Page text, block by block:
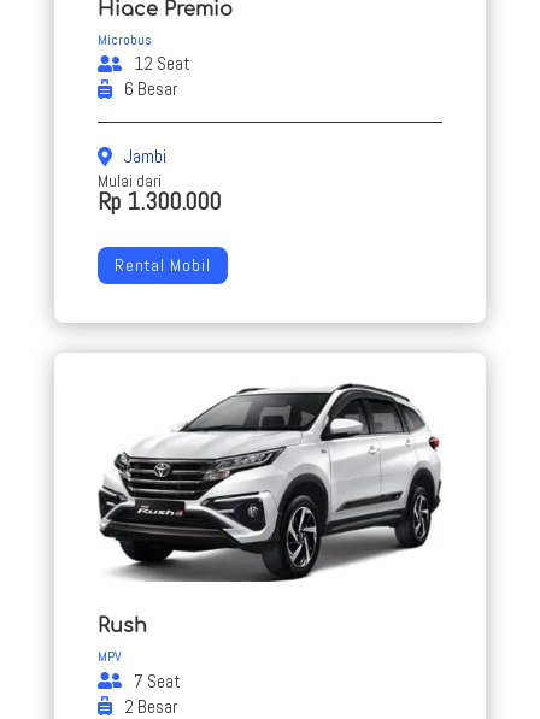
Hiace Premio
Microbus
12 Seat
6 Besar
Jambi
Mulai dari
Rp 1.300.000
Rental Mobil
Rush
MPV
7 Seat
2 Besar